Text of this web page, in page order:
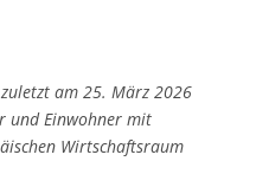
am 25. März 2026
und Einwohner mit
Wirtschaftsraum